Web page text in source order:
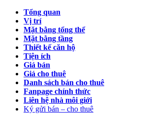
Tổng quan
Vị trí
Mặt bằng tổng thể
Mặt bằng tầng
Thiết kế căn hộ
Tiện ích
Giá bán
Giá cho thuê
Danh sách bán cho thuê
Fanpage chính thức
Liên hệ nhà môi giới
Ký gửi bán – cho thuê